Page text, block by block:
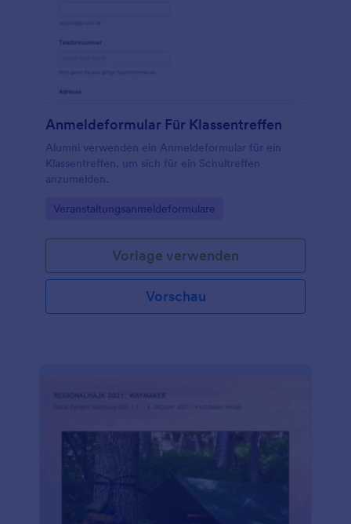
Anmeldeformular Für Klassentreffen
Alumni verwenden ein Anmeldeformular für ein
Klassentreffen, um sich für ein Schultreffen
anzumelden.
Go to Category:
Veranstaltungsanmeldeformulare
Vorlage verwenden
Vorschau